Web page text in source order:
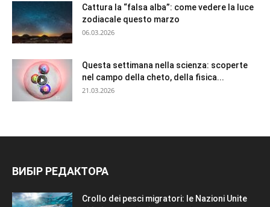
Cattura la “falsa alba”: come vedere la luce
zodiacale questo marzo
06.03.2026
Questa settimana nella scienza: scoperte
nel campo della cheto, della fisica...
21.03.2026
ВИБІР РЕДАКТОРА
Crollo dei pesci migratori: le Nazioni Unite